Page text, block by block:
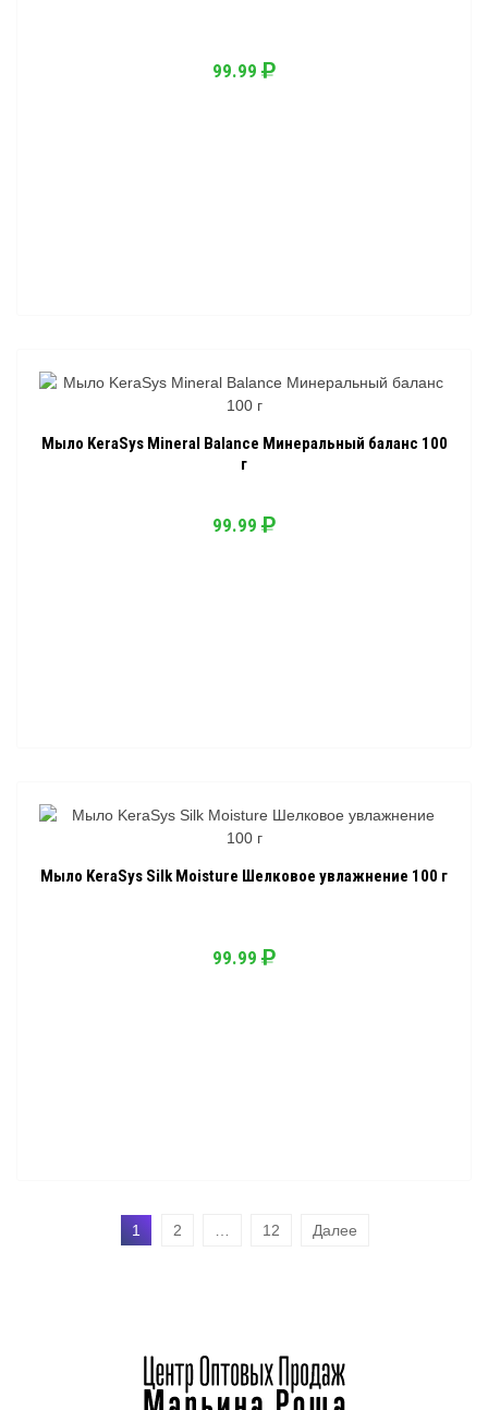
99.99
Мыло KeraSys Mineral Balance Минеральный баланс 100
г
99.99
Мыло KeraSys Silk Moisture Шелковое увлажнение 100 г
99.99
1 2 … 12 Далее